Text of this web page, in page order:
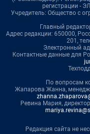
регистрации -
Учредитель: Общество с
Главный
Адрес редакции: 650000,
201,
Электронный
Контактные данные для
По вопросам
Жапарова Жанна,
Ревина Мария,
Редакция сайта не